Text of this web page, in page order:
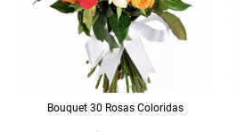
Bouquet 30 Rosas Coloridas